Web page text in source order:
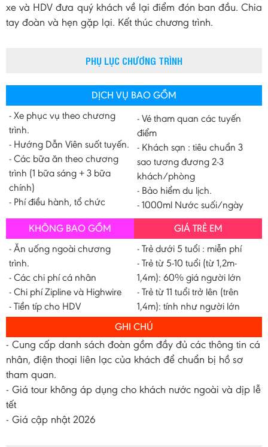
xe và HDV đưa quý khách về lại điểm đón ban đầu. Chia
tay đoàn và hẹn gặp lại. Kết thúc chương trình.
PHỤ LỤC CHƯƠNG TRÌNH
DỊCH VỤ BAO GỒM
- Xe phục vụ theo chương
trình.
- Hướng Dẫn Viên suốt tuyến.
- Các bữa ăn theo chương
trình (1 bữa sáng + 3 bữa
chính)
- Phí điều hành, tổ chức
- Vé tham quan các tuyến
điểm
- Khách sạn : tiêu chuẩn 3
sao tương đương 2-3
khách/phòng
- Bảo hiểm du lịch.
- 1000ml Nước suối/ngày
KHÔNG BAO GỒM
GIÁ TRẺ EM
- Ăn uống ngoài chương
trình.
- Các chi phí cá nhân
- Chi phí Zipline và Highwire
- Tiền típ cho HDV
- Trẻ dưới 5 tuổi : miễn phí
- Trẻ từ 5-10 tuổi (từ 1,2m-
1,4m): 60% giá người lớn
- Trẻ từ 11 tuổi trở lên (trên
1,4m): tính như người lớn
GHI CHÚ
- Cung cấp danh sách đoàn gồm đầy đủ các thông tin cá
nhân, điện thoại liên lạc của khách để chuẩn bị hồ sơ
tham quan.
- Giá tour không áp dụng cho khách nước ngoài và dịp lễ
tết
- Giá cập nhật 2026